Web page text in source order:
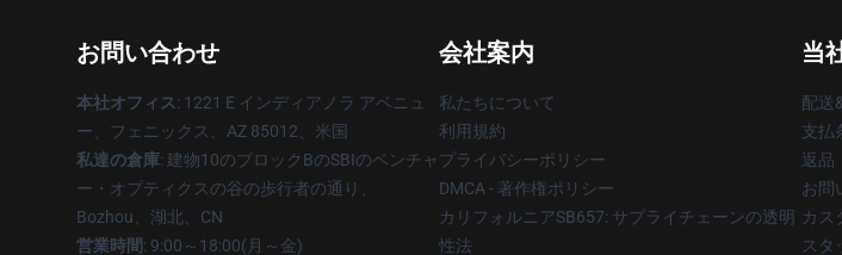
お問い合わせ
本社オフィス: 1221 E インディアノラ アベニュ
ー、フェニックス、AZ 85012、米国
私達の倉庫: 建物10のブロックBのSBIのベンチャ
ー・オプティクスの谷の歩行者の通り、
Bozhou、湖北、CN
営業時間: 9:00～18:00(月～金)
会社案内
私たちについて
利用規約
プライバシーポリシー
DMCA - 著作権ポリシー
カリフォルニアSB657: サプライチェーンの透明
性法
当
配送
支払
返品
お問
カス
スタ